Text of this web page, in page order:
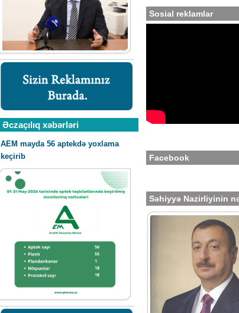
Əczaçılıq xəbərləri
AEM mayda 56 aptekdə yoxlama
keçirib
Sosial reklamlar
Facebook
Səhiyyə Nazirliyinin